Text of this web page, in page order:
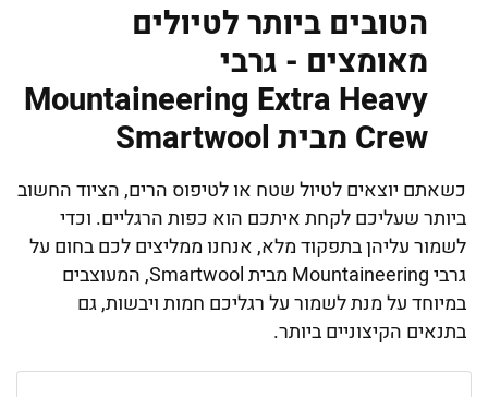
הטובים ביותר לטיולים
מאומצים - גרבי
Mountaineering Extra Heavy
Crew מבית Smartwool
כשאתם יוצאים לטיול שטח או לטיפוס הרים, הציוד החשוב
ביותר שעליכם לקחת איתכם הוא כפות הרגליים. וכדי
לשמור עליהן בתפקוד מלא, אנחנו ממליצים לכם בחום על
גרבי Mountaineering מבית Smartwool, המעוצבים
במיוחד על מנת לשמור על רגליכם חמות ויבשות, גם
בתנאים הקיצוניים ביותר.